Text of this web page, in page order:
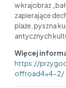
w krajobraz
zapierające
plaże, pyszna
antycznych
Więcej
https://
offroad4x4-2/